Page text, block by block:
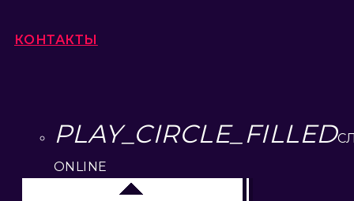
КОНТАКТЫ
PLAY_CIRCLE_FILLED
ONLINE